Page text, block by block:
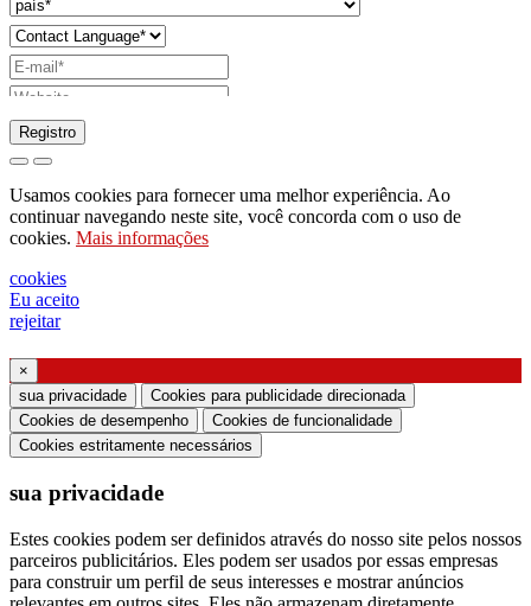
pedido para enviar catálogo
pedido para ser contactado pelo seu
representante de vendas
pedido de suporte ou projeto de iluminação
Solicitação de webinar ou treinamento sobre
Manifestação de consentimento (Artigo 7.º do
Regulamento da UE n.º 2016/679)
dos dados pessoais e concordo com o tratamento
dos meus dados pessoais.
Autorizo o processamento dos meus dados
pessoais para receber comunicações comerciais ou
Registro
Usamos cookies para fornecer uma melhor experiência. Ao
continuar navegando neste site, você concorda com o uso de
cookies. Mais informações
cookies
Eu aceito
rejeitar
×
sua privacidade
Cookies para publicidade direcionada
Cookies de desempenho
Cookies de funcionalidade
Cookies estritamente necessários
sua privacidade
Estes cookies podem ser definidos através do nosso site pelos nossos
parceiros publicitários. Eles podem ser usados ​​por essas empresas
para construir um perfil de seus interesses e mostrar anúncios